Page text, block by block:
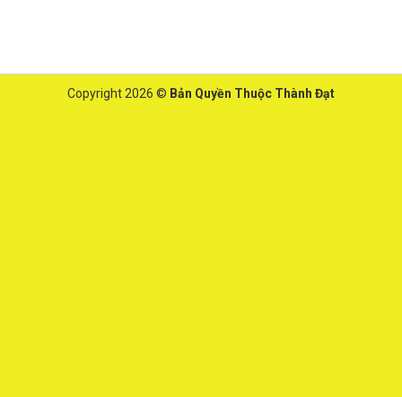
Copyright 2026 © Bản Quyền Thuộc Thành Đạt